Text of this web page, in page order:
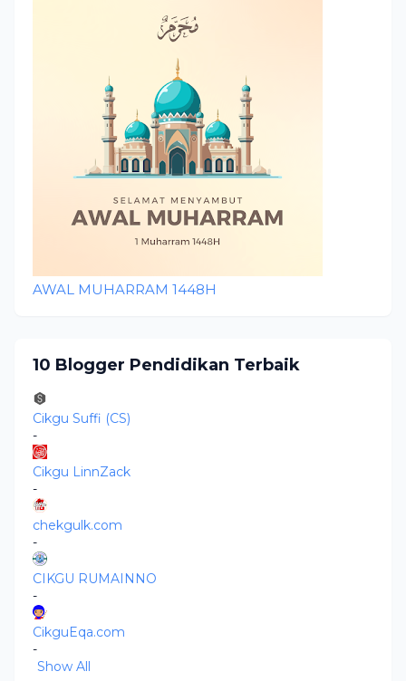
AWAL MUHARRAM 1448H
10 Blogger Pendidikan Terbaik
Cikgu Suffi (CS)
-
Cikgu LinnZack
-
chekgulk.com
-
CIKGU RUMAINNO
-
CikguEqa.com
-
Show All